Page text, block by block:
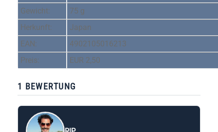
Gewicht:
75 g
Herkunft:
Japan
EAN:
4902105016213
Preis:
EUR 2,50
1 BEWERTUNG